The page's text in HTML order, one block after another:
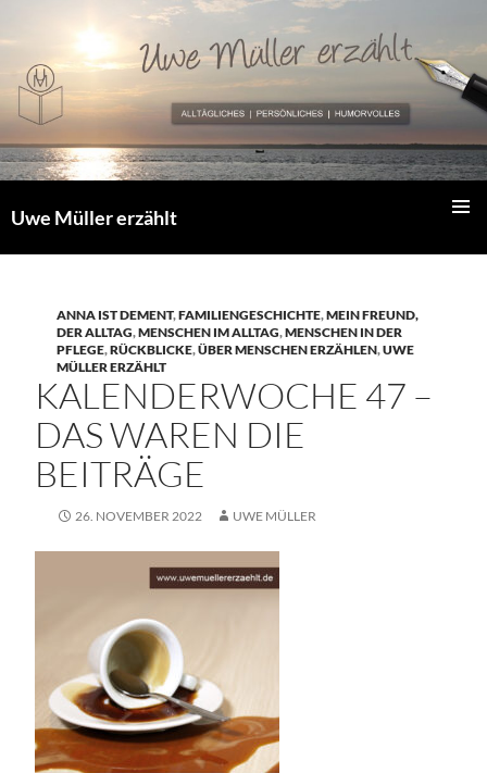
Inhalt
springen
Uwe Müller erzählt
MENÜ
ANNA IST DEMENT,FAMILIENGESCHICHTE,MEIN FREUND,
DER ALLTAG,MENSCHEN IM ALLTAG,MENSCHEN IN DER
PFLEGE,RÜCKBLICKE,ÜBER MENSCHEN ERZÄHLEN,UWE
MÜLLER ERZÄHLT
KALENDERWOCHE 47 –
DAS WAREN DIE
BEITRÄGE
26. NOVEMBER 2022 UWE MÜLLER